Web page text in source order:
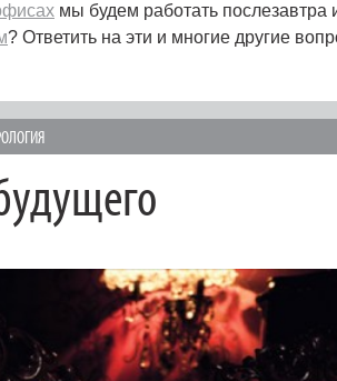
мы будем работать послезавтра
? Ответить на эти и многие другие